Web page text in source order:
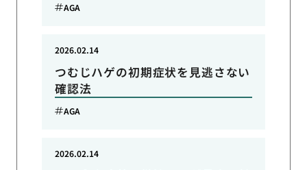
AGA
つむじハゲの初期症状を見逃さない
確認法
2026.02.14
AGA
2026.02.14